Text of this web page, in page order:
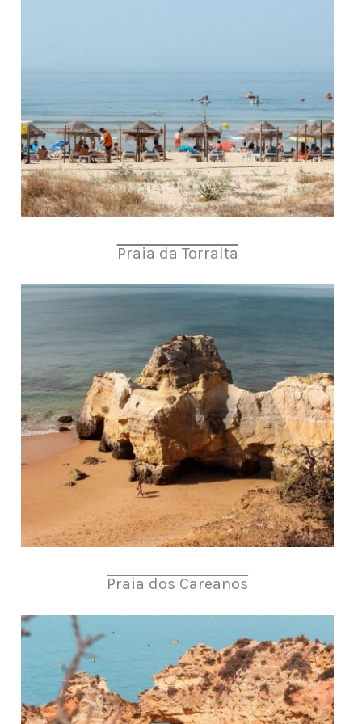
Praia da Torralta
Praia dos Careanos